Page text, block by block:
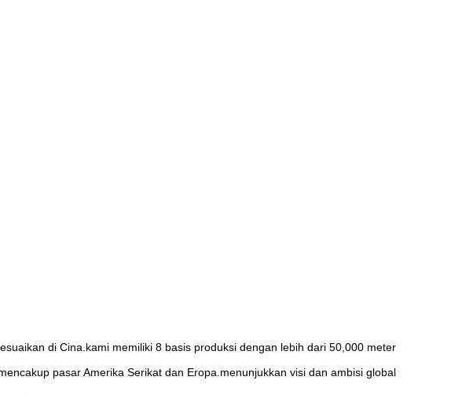
di Cina.kami memiliki 8 basis produksi dengan lebih dari 50,000 meter
pasar Amerika Serikat dan Eropa.menunjukkan visi dan ambisi global